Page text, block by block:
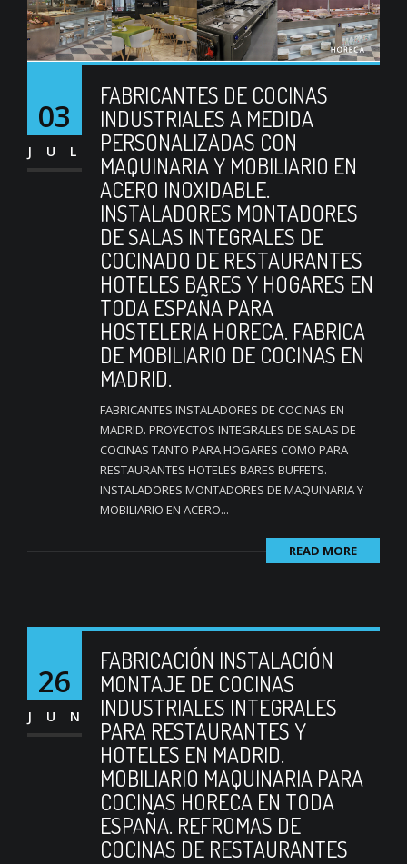
03
JUL
FABRICANTES DE COCINAS
INDUSTRIALES A MEDIDA
PERSONALIZADAS CON
MAQUINARIA Y MOBILIARIO EN
ACERO INOXIDABLE.
INSTALADORES MONTADORES
DE SALAS INTEGRALES DE
COCINADO DE RESTAURANTES
HOTELES BARES Y HOGARES EN
TODA ESPAÑA PARA
HOSTELERIA HORECA. FABRICA
DE MOBILIARIO DE COCINAS EN
MADRID.
FABRICANTES INSTALADORES DE COCINAS EN
MADRID. PROYECTOS INTEGRALES DE SALAS DE
COCINAS TANTO PARA HOGARES COMO PARA
RESTAURANTES HOTELES BARES BUFFETS.
INSTALADORES MONTADORES DE MAQUINARIA Y
MOBILIARIO EN ACERO...
READ MORE
26
JUN
FABRICACIÓN INSTALACIÓN
MONTAJE DE COCINAS
INDUSTRIALES INTEGRALES
PARA RESTAURANTES Y
HOTELES EN MADRID.
MOBILIARIO MAQUINARIA PARA
COCINAS HORECA EN TODA
ESPAÑA. REFROMAS DE
COCINAS DE RESTAURANTES